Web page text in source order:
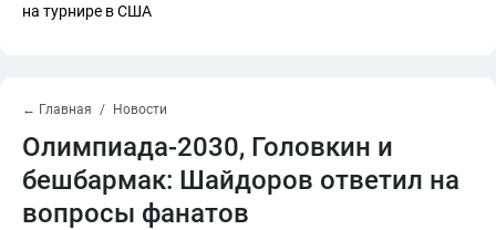
на турнире в США
← Главная Новости
Олимпиада-2030, Головкин и
бешбармак: Шайдоров ответил на
вопросы фанатов